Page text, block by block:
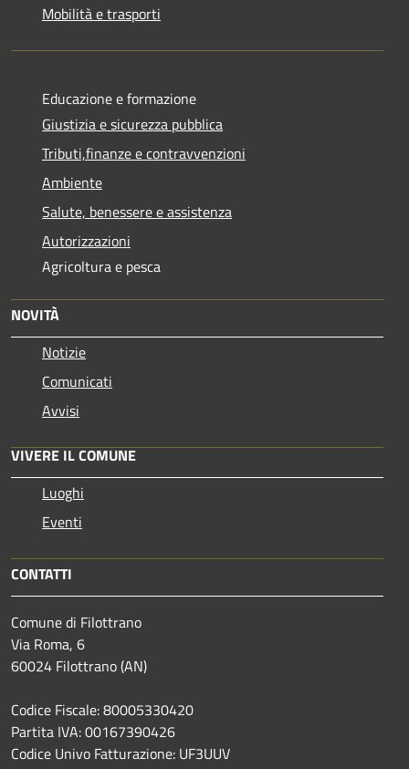
Mobilità e trasporti
Educazione e formazione
Giustizia e sicurezza pubblica
Tributi,finanze e contravvenzioni
Ambiente
Salute, benessere e assistenza
Autorizzazioni
Agricoltura e pesca
NOVITÀ
Notizie
Comunicati
Avvisi
VIVERE IL COMUNE
Luoghi
Eventi
CONTATTI
Comune di Filottrano
Via Roma, 6
60024 Filottrano (AN)
Codice Fiscale: 80005330420
Partita IVA: 00167390426
Codice Univo Fatturazione: UF3UUV